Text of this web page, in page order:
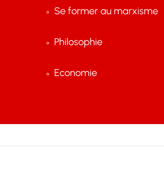
Se former au marxisme
Philosophie
Economie